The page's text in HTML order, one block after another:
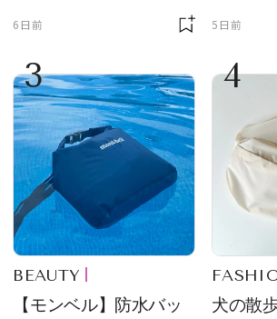
6日前 5日前
3
BEAUTY
【モンベル】防水バッ
4
犬の散